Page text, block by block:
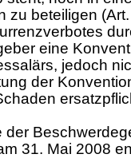
zu beteiligen (
eine
jedoch
der
der
31. Mai 2008